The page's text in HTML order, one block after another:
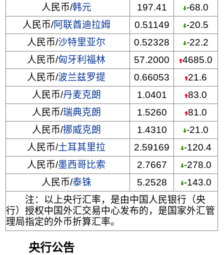
人民币/韩元 197.41
-68.0
人民币/阿联酋迪拉姆 0.51149
-20.5
人民币/沙特里亚尔 0.52328
-22.2
人民币/匈牙利福林 57.2000
4685.0
人民币/波兰兹罗提 0.66053
21.6
人民币/丹麦克朗 1.0401
83.0
人民币/瑞典克朗 1.5260
81.0
人民币/挪威克朗 1.4310
-21.0
人民币/土耳其里拉 2.59169
-120.4
人民币/墨西哥比索 2.7667
-278.0
人民币/泰铢 5.2528
-143.0
注：以上央行汇率，是由中国人民银行（央
行）授权中国外汇交易中心发布的，是国家外汇管
理局指定的外币折算汇率。
央行公告